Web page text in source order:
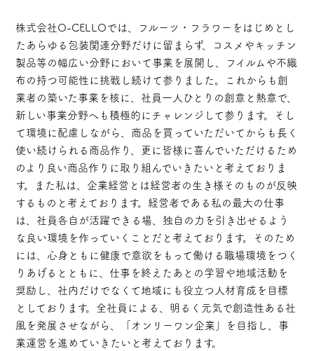
株式会社O-CELLOでは、フルーツ・フラワーをはじめとし
たあらゆる包装関連分野だけに留まらず、コスメやキッチン
製品等の幅広い分野において事業を展開し、フイルムや不織
布の持つ可能性に挑戦し続けて参りました。これからも創
業者の築いた事業を核に、社員一人ひとりの創意と熱意で、
新しい事業分野へも積極的にチャレンジして参ります。そし
て環境に配慮しながら、商品を買っていただいてからも長く
使い続けられる商品作り、更に皆様に喜んでいただけるため
のより良い商品作りに取り組んでいきたいと考えておりま
す。また私は、企業経営とは経営者の生き様そのものが反映
するものと考えております。経営者である私の最大の仕事
は、社員各自が活躍できる場、独自の力を引き出せるよう
な良い環境を作っていくことだと考えております。そのため
には、心身ともに健康で意欲をもって働ける職場環境をつく
りあげるとともに、仕事を終えたあとの学習や地域活動を
奨励し、社内だけでなくて地域にも役立つ人材育成を目標
としております。全社員による、明るく元気で創造性ある社
風を発展させながら、「オンリーワン企業」を目指し、事
業運営を進めていきたいと考えております。